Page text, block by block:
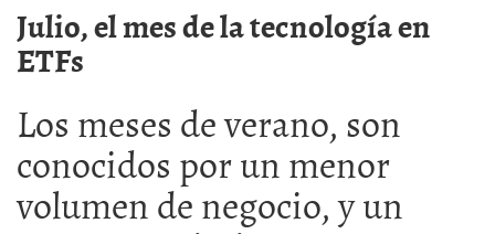
Julio, el mes de la tecnología en
ETFs
Los meses de verano, son
conocidos por un menor
volumen de negocio, y un